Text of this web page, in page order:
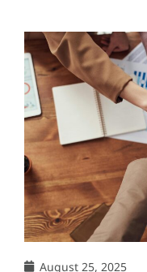
August 25, 2025